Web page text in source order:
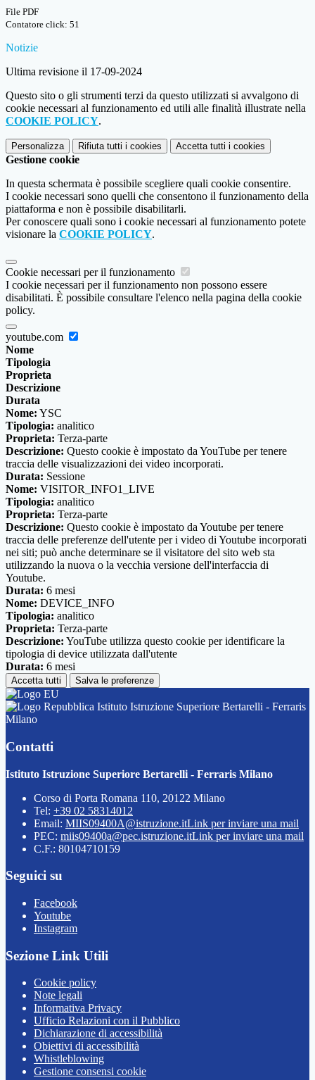
File PDF
Contatore click: 51
Notizie
Ultima revisione il 17-09-2024
Questo sito o gli strumenti terzi da questo utilizzati si avvalgono di
cookie necessari al funzionamento ed utili alle finalità illustrate nella
COOKIE POLICY.
Personalizza Rifiuta tutti i cookies Accetta tutti i cookies
Gestione cookie
In questa schermata è possibile scegliere quali cookie consentire.
I cookie necessari sono quelli che consentono il funzionamento della
piattaforma e non è possibile disabilitarli.
Per conoscere quali sono i cookie necessari al funzionamento potete
visionare la COOKIE POLICY.
Cookie necessari per il funzionamento
I cookie necessari per il funzionamento non possono essere
disabilitati. È possibile consultare l'elenco nella pagina della cookie
policy.
youtube.com
Nome
Tipologia
Proprieta
Descrizione
Durata
Nome: YSC
Tipologia: analitico
Proprieta: Terza-parte
Descrizione: Questo cookie è impostato da YouTube per tenere
traccia delle visualizzazioni dei video incorporati.
Durata: Sessione
Nome: VISITOR_INFO1_LIVE
Tipologia: analitico
Proprieta: Terza-parte
Descrizione: Questo cookie è impostato da Youtube per tenere
traccia delle preferenze dell'utente per i video di Youtube incorporati
nei siti; può anche determinare se il visitatore del sito web sta
utilizzando la nuova o la vecchia versione dell'interfaccia di
Youtube.
Durata: 6 mesi
Nome: DEVICE_INFO
Tipologia: analitico
Proprieta: Terza-parte
Descrizione: YouTube utilizza questo cookie per identificare la
tipologia di device utilizzata dall'utente
Durata: 6 mesi
Accetta tutti Salva le preferenze
Istituto Istruzione Superiore Bertarelli - Ferraris
Milano
Contatti
Istituto Istruzione Superiore Bertarelli - Ferraris Milano
Corso di Porta Romana 110, 20122 Milano
Tel: +39 02 58314012
Email: MIIS09400A@istruzione.itLink per inviare una mail
PEC: miis09400a@pec.istruzione.itLink per inviare una mail
C.F.: 80104710159
Seguici su
Facebook
Youtube
Instagram
Sezione Link Utili
Cookie policy
Note legali
Informativa Privacy
Ufficio Relazioni con il Pubblico
Dichiarazione di accessibilità
Obiettivi di accessibilità
Whistleblowing
Gestione consensi cookie